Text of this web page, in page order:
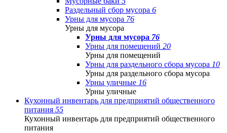
Раздельный сбор мусора 6
Урны для мусора 76
Урны для мусора
Урны для мусора 76
Урны для помещений 20
Урны для помещений
Урны для раздельного сбора мусора 10
Урны для раздельного сбора мусора
Урны уличные 16
Урны уличные
Кухонный инвентарь для предприятий общественного
питания 55
Кухонный инвентарь для предприятий общественного
питания